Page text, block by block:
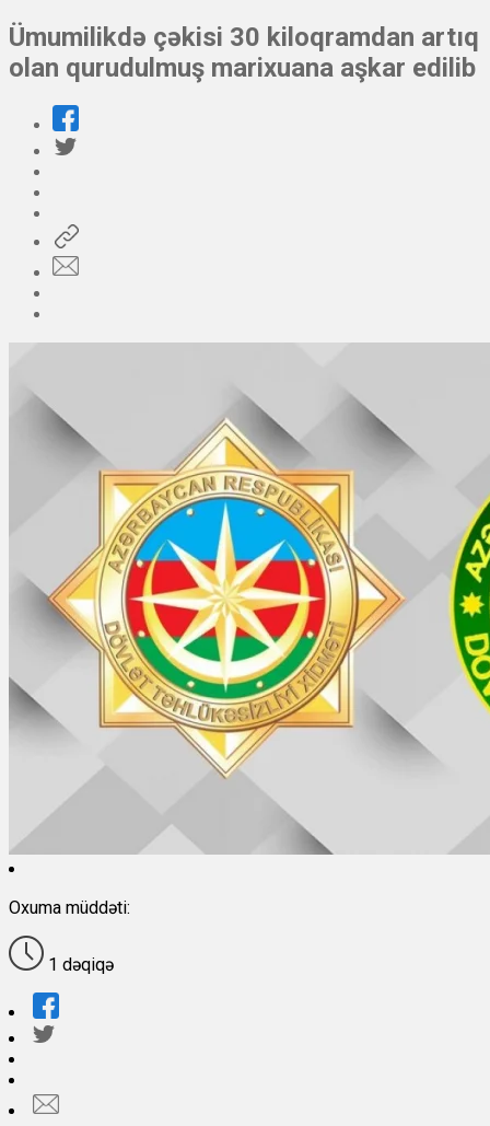
Ümumilikdə çəkisi 30 kiloqramdan artıq
olan qurudulmuş marixuana aşkar edilib
Oxuma müddəti:
1 dəqiqə